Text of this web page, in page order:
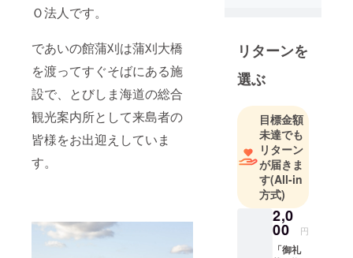
Ｏ法人です。
であいの館蒲刈は蒲刈大橋
を渡ってすぐそばにある施
設で、とびしま海道の総合
観光案内所として来島者の
皆様をお出迎えしていま
す。
リターンを
選ぶ
目標金額
未達でも
リターン
が届きま
す(All-in
方式)
2,0
00 円
「御礼